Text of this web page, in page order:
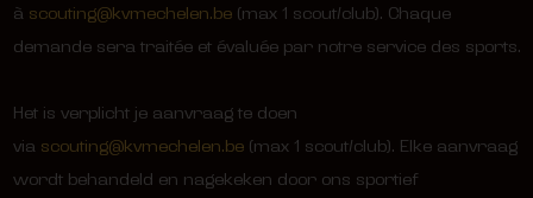
à scouting@kvmechelen.be(max 1 scout/club). Chaque
demande sera traitée et évaluée par notre service des sports.
Het is verplicht je aanvraag te doen
via scouting@kvmechelen.be(max 1 scout/club). Elke aanvraag
wordt behandeld en nagekeken door ons sportief